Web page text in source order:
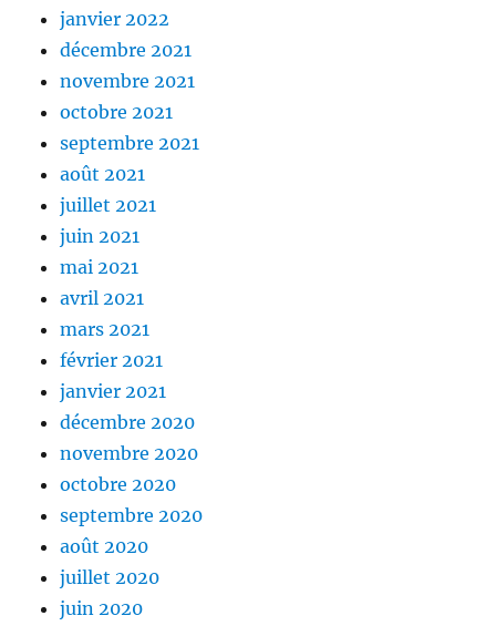
janvier 2022
décembre 2021
novembre 2021
octobre 2021
septembre 2021
août 2021
juillet 2021
juin 2021
mai 2021
avril 2021
mars 2021
février 2021
janvier 2021
décembre 2020
novembre 2020
octobre 2020
septembre 2020
août 2020
juillet 2020
juin 2020